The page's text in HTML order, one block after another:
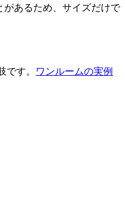
あるため、サイズだけで
す。
ワンルームの実例